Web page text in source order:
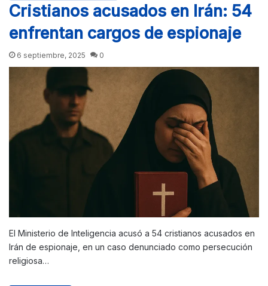
Cristianos acusados en Irán: 54
enfrentan cargos de espionaje
6 septiembre, 2025 0
El Ministerio de Inteligencia acusó a 54 cristianos acusados en
Irán de espionaje, en un caso denunciado como persecución
religiosa…